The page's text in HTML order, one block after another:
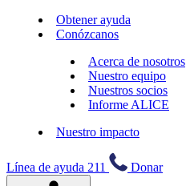
Obtener ayuda
Conózcanos
Acerca de nosotros
Nuestro equipo
Nuestros socios
Informe ALICE
Nuestro impacto
Línea de ayuda 211 Donar